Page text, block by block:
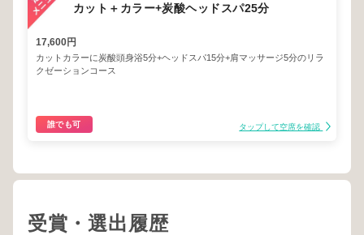
カット＋カラー+炭酸ヘッドスパ25分
17,600円
カットカラーに炭酸頭身浴5分+ヘッドスパ15分+肩マッサージ5分のリラ
クゼーションコース
誰でも可 タップして空席を確認
受賞・選出履歴